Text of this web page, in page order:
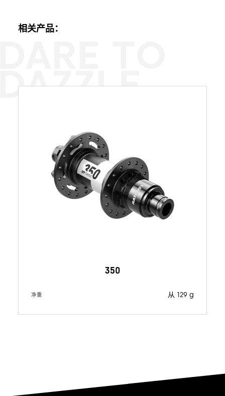
相关产品：
350
净重 从 129 g